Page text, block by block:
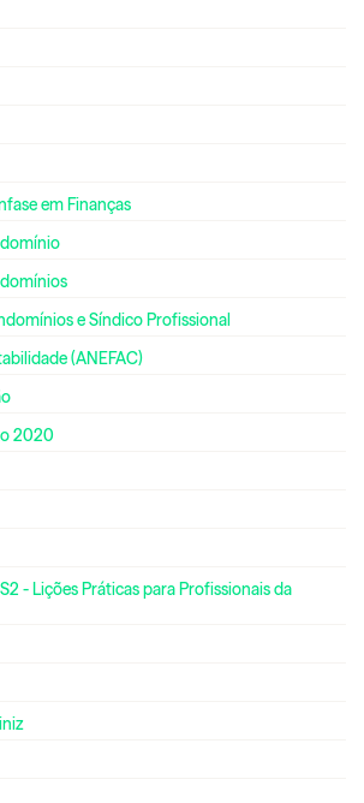
em Finanças
e Síndico Profissional
(ANEFAC)
2020
- Lições Práticas para Profissionais da